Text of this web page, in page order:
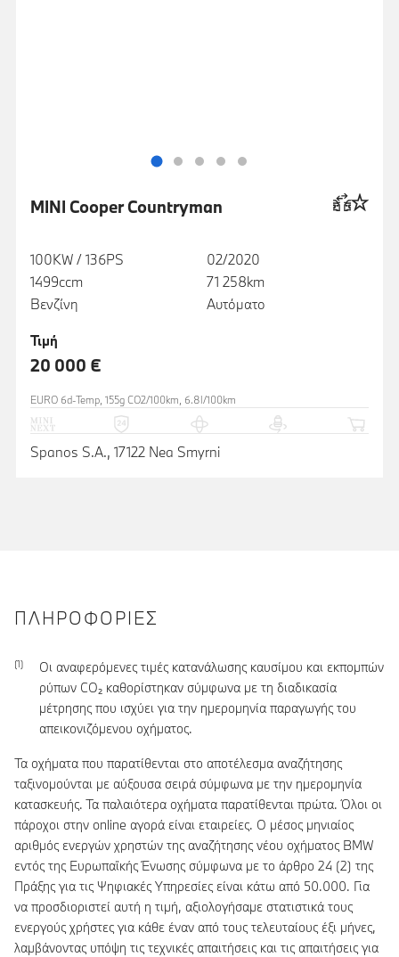
MINI Cooper Countryman
100KW / 136PS
1499ccm
Βενζίνη
02/2020
71 258km
Αυτόματο
Τιμή
20 000 €
EURO 6d-Temp, 155g CO2/100km, 6.8l/100km
Spanos S.A., 17122 Nea Smyrni
ΠΛΗΡΟΦΟΡΊΕΣ
Οι αναφερόμενες τιμές κατανάλωσης καυσίμου και εκπομπών
ρύπων CO₂ καθορίστηκαν σύμφωνα με τη διαδικασία
μέτρησης που ισχύει για την ημερομηνία παραγωγής του
απεικονιζόμενου οχήματος.
Τα οχήματα που παρατίθενται στο αποτέλεσμα αναζήτησης
ταξινομούνται με αύξουσα σειρά σύμφωνα με την ημερομηνία
κατασκευής. Τα παλαιότερα οχήματα παρατίθενται πρώτα. Όλοι οι
πάροχοι στην online αγορά είναι εταιρείες. Ο μέσος μηνιαίος
αριθμός ενεργών χρηστών της αναζήτησης νέου οχήματος BMW
εντός της Ευρωπαϊκής Ένωσης σύμφωνα με το άρθρο 24 (2) της
Πράξης για τις Ψηφιακές Υπηρεσίες είναι κάτω από 50.000. Για
να προσδιοριστεί αυτή η τιμή, αξιολογήσαμε στατιστικά τους
ενεργούς χρήστες για κάθε έναν από τους τελευταίους έξι μήνες,
λαμβάνοντας υπόψη τις τεχνικές απαιτήσεις και τις απαιτήσεις για